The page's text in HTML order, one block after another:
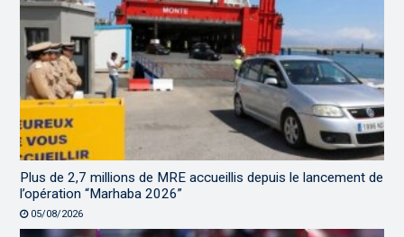
Plus de 2,7 millions de MRE accueillis depuis le lancement de
l’opération “Marhaba 2026”
05/08/2026